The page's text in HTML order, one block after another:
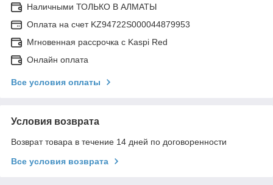
Наличными ТОЛЬКО В АЛМАТЫ
Оплата на счет KZ94722S000044879953
Мгновенная рассрочка с Kaspi Red
Онлайн оплата
Все условия оплаты
Условия возврата
Возврат товара в течение 14 дней по договоренности
Все условия возврата